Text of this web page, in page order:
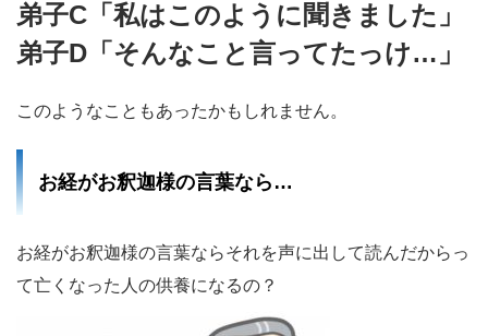
弟子C「私はこのように聞きました」
弟子D「そんなこと言ってたっけ…」
このようなこともあったかもしれません。
お経がお釈迦様の言葉なら…
お経がお釈迦様の言葉ならそれを声に出して読んだからっ
て亡くなった人の供養になるの？